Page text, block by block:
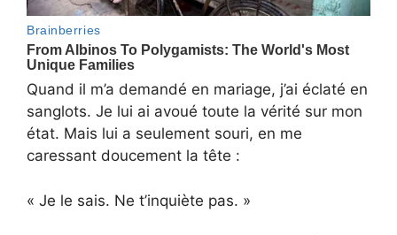
Quand il m’a demandé en mariage, j’ai éclaté en
sanglots. Je lui ai avoué toute la vérité sur mon
état. Mais lui a seulement souri, en me
caressant doucement la tête :
« Je le sais. Ne t’inquiète pas. »